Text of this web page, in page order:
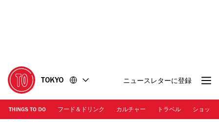
に
移
動
移
動
TOKYO ニュースレターに登録
THINGS TO DO フード＆ドリンク カルチャー トラベル ショッピ